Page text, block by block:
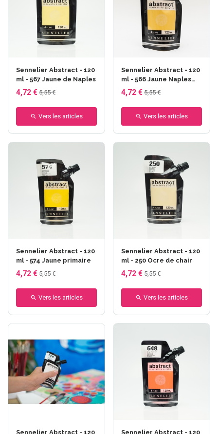
Sennelier Abstract - 120
ml - 567 Jaune de Naples
4,72 € 5,55 €
Vers les articles
Sennelier Abstract - 120
ml - 566 Jaune Naples
foncé
4,72 € 5,55 €
Vers les articles
Sennelier Abstract - 120
ml - 574 Jaune primaire
4,72 € 5,55 €
Vers les articles
Sennelier Abstract - 120
ml - 250 Ocre de chair
4,72 € 5,55 €
Vers les articles
Sennelier Abstract - 120 Sennelier Abstract - 120